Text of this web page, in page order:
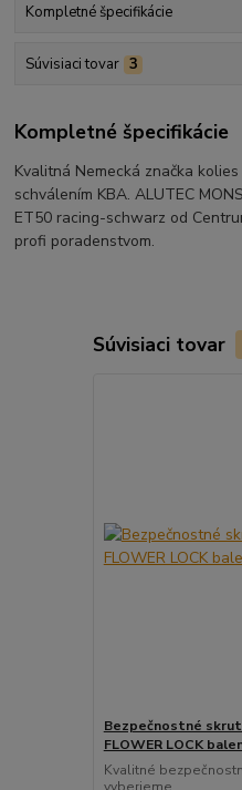
Kompletné špecifikácie
Súvisiaci tovar 3
Kompletné špecifikácie
Kvalitná Nemecká značka
schválením KBA. ALUTEC
ET50 racing-schwarz od
profi poradenstvom.
Súvisiaci tovar
Bezpečnostné
FLOWER LOCK
Kvalitné